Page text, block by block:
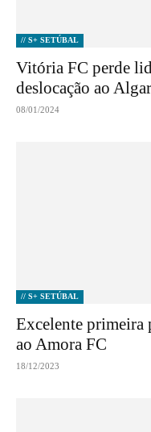
// S+ SETÚBAL
Vitória FC perde
deslocação ao
08/01/2024
// S+ SETÚBAL
Excelente primeira
ao Amora FC
18/12/2023